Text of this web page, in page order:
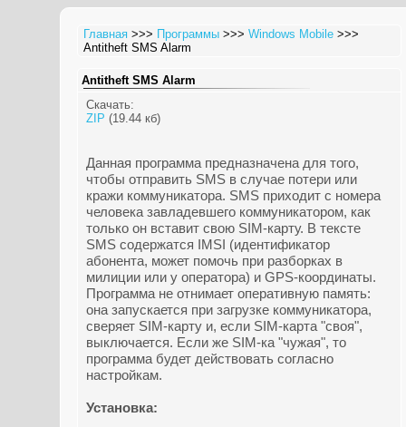
Главная >>> Программы >>>Windows Mobile >>>
Antitheft SMS Alarm
Antitheft SMS Alarm
Скачать:
ZIP (19.44 кб)
Данная программа предназначена для того,
чтобы отправить SMS в случае потери или
кражи коммуникатора. SMS приходит с номера
человека завладевшего коммуникатором, как
только он вставит свою SIM-карту. В тексте
SMS содержатся IMSI (идентификатор
абонента, может помочь при разборках в
милиции или у оператора) и GPS-координаты.
Программа не отнимает оперативную память:
она запускается при загрузке коммуникатора,
сверяет SIM-карту и, если SIM-карта "своя",
выключается. Если же SIM-ка "чужая", то
программа будет действовать согласно
настройкам.
Установка: